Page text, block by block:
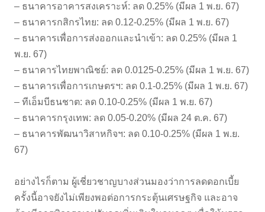
– ธนาคารอาคารสงเคราะห์: ลด 0.25% (มีผล 1 พ.ย. 67)
– ธนาคารกสิกรไทย: ลด 0.12-0.25% (มีผล 1 พ.ย. 67)
– ธนาคารเพื่อการส่งออกและนำเข้า: ลด 0.25% (มีผล 1
พ.ย. 67)
– ธนาคารไทยพาณิชย์: ลด 0.0125-0.25% (มีผล 1 พ.ย. 67)
– ธนาคารเพื่อการเกษตรฯ: ลด 0.1-0.25% (มีผล 1 พ.ย. 67)
– ทีเอ็มบีธนชาต: ลด 0.10-0.25% (มีผล 1 พ.ย. 67)
– ธนาคารกรุงเทพ: ลด 0.05-0.20% (มีผล 24 ต.ค. 67)
– ธนาคารพัฒนาวิสาหกิจฯ: ลด 0.10-0.25% (มีผล 1 พ.ย.
67)
อย่างไรก็ตาม ผู้เชี่ยวชาญบางส่วนมองว่าการลดดอกเบี้ย
ครั้งนี้อาจยังไม่เพียงพอต่อการกระตุ้นเศรษฐกิจ และอาจ